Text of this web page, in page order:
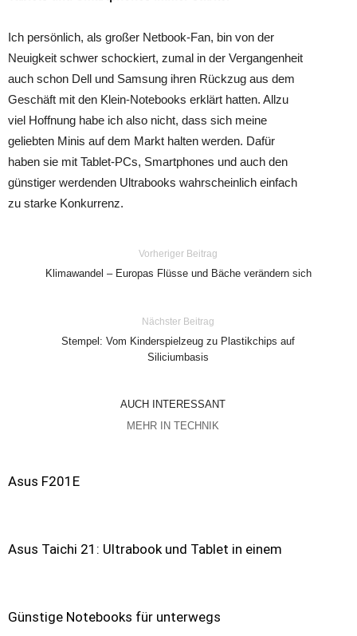
Ich persönlich, als großer Netbook-Fan, bin von der
Neuigkeit schwer schockiert, zumal in der Vergangenheit
auch schon Dell und Samsung ihren Rückzug aus dem
Geschäft mit den Klein-Notebooks erklärt hatten. Allzu
viel Hoffnung habe ich also nicht, dass sich meine
geliebten Minis auf dem Markt halten werden. Dafür
haben sie mit Tablet-PCs, Smartphones und auch den
günstiger werdenden Ultrabooks wahrscheinlich einfach
zu starke Konkurrenz.
Vorheriger Beitrag
Klimawandel – Europas Flüsse und Bäche verändern sich
Nächster Beitrag
Stempel: Vom Kinderspielzeug zu Plastikchips auf
Siliciumbasis
AUCH INTERESSANT
MEHR IN TECHNIK
Asus F201E
Asus Taichi 21: Ultrabook und Tablet in einem
Günstige Notebooks für unterwegs